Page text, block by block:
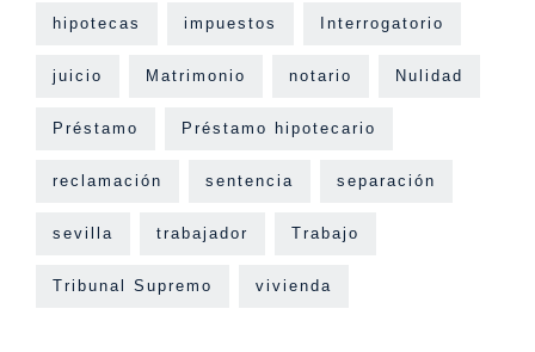
hipotecas impuestos Interrogatorio
juicio Matrimonio notario Nulidad
Préstamo Préstamo hipotecario
reclamación sentencia separación
sevilla trabajador Trabajo
Tribunal Supremo vivienda